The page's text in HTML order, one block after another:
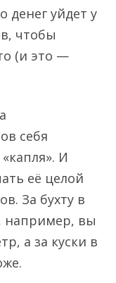
денег уйдет у
чтобы
(и это —
себя
И
её целой
За бухту в
например, вы
а за куски в